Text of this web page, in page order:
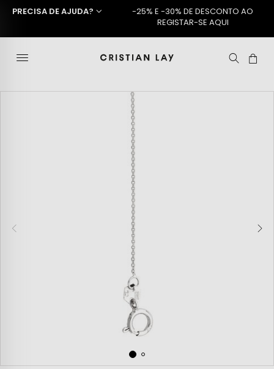
PRECISA DE AJUDA?
-25% E -30% DE DESCONTO AO
REGISTAR-SE AQUI